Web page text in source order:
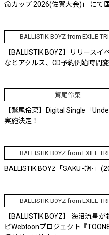
命カップ 2026(佐賀大会)」 にて
BALLISTIK BOYZ from EXILE
【BALLISTIK BOYZ】リリース
なとアクルス、CD予約開始時間
鷲尾伶菜
【鷲尾伶菜】Digital Single「
実施決定！
BALLISTIK BOYZ from EXILE
BALLISTIK BOYZ「SAKU -朔-」
BALLISTIK BOYZ from EXILE
【BALLISTIK BOYZ】 海沼流星
ビWebtoonプロジェクト『